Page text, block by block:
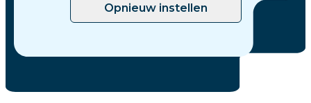
Opnieuw instellen